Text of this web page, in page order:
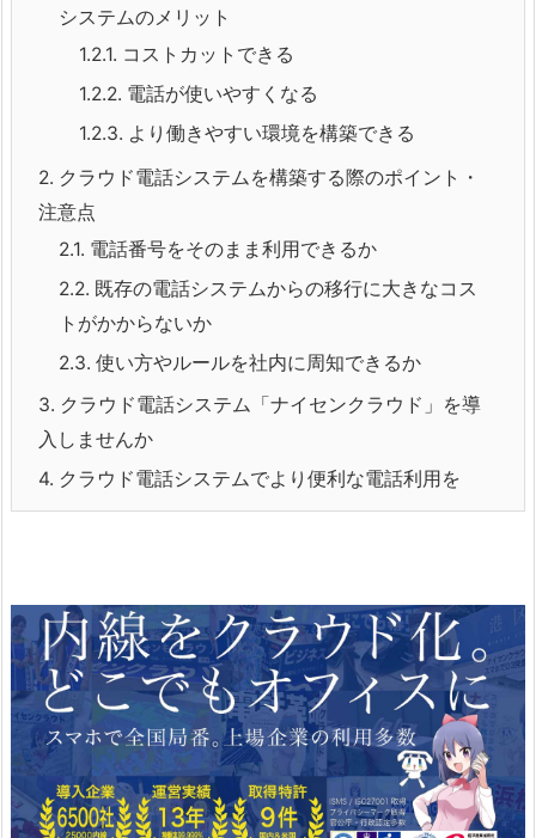
システムのメリット
1.2.1. コストカットできる
1.2.2. 電話が使いやすくなる
1.2.3. より働きやすい環境を構築できる
2. クラウド電話システムを構築する際のポイント・
注意点
2.1. 電話番号をそのまま利用できるか
2.2. 既存の電話システムからの移行に大きなコス
トがかからないか
2.3. 使い方やルールを社内に周知できるか
3. クラウド電話システム「ナイセンクラウド」を導
入しませんか
4. クラウド電話システムでより便利な電話利用を